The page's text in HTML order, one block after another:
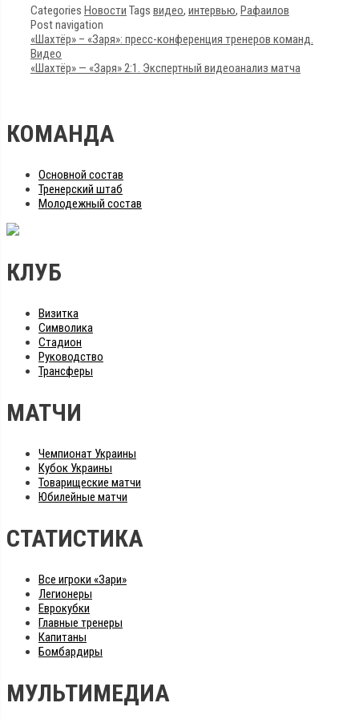
Categories Новости Tags видео, интервью, Рафаилов
Post navigation
«Шахтёр» – «Заря»: пресс-конференция тренеров команд.
Видео
«Шахтёр» — «Заря» 2:1. Экспертный видеоанализ матча
КОМАНДА
Основной состав
Тренерский штаб
Молодежный состав
КЛУБ
Визитка
Символика
Стадион
Руководство
Трансферы
МАТЧИ
Чемпионат Украины
Кубок Украины
Товарищеские матчи
Юбилейные матчи
СТАТИСТИКА
Все игроки «Зари»
Легионеры
Еврокубки
Главные тренеры
Капитаны
Бомбардиры
МУЛЬТИМЕДИА